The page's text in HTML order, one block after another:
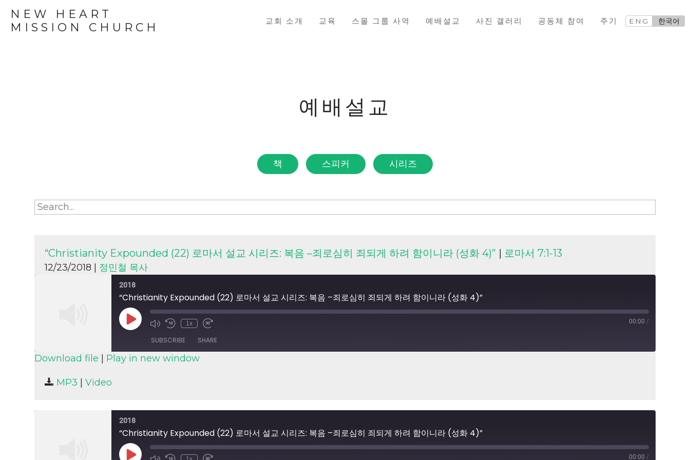
NEW HEART
MISSION CHURCH
교회 소개 교육 스몰 그룹 사역 예배설교 사진 갤러리 공동체 참여 주기 ENG 한국어
예배설교
책 스피커 시리즈
“Christianity Expounded (22) 로마서 설교 시리즈: 복음 –죄로심히 죄되게 하려 함이니라 (성화 4)” | 로마서 7:1-13
12/23/2018 | 정민철 목사
2018
“Christianity Expounded (22) 로마서 설교 시리즈: 복음 –죄로심히 죄되게 하려 함이니라 (성화 4)”
Play
Episode
1x 00:00 /
SUBSCRIBE SHARE
RSS FEED
Download file Play in new window
MP3 |Video
2018
“Christianity Expounded (22) 로마서 설교 시리즈: 복음 –죄로심히 죄되게 하려 함이니라 (성화 4)”
Play 00:00 /